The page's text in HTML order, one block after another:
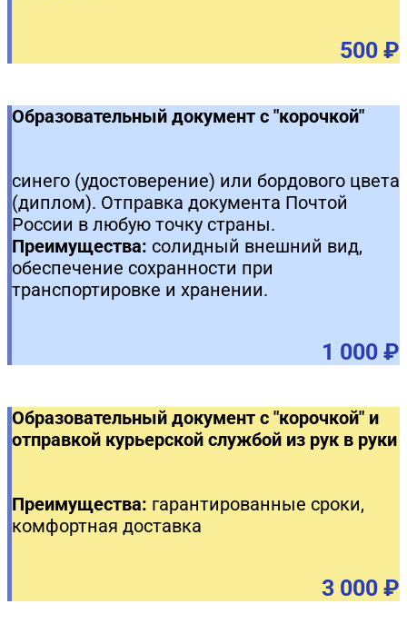
500 ₽
Образовательный документ с "корочкой"
синего (удостоверение) или бордового цвета
(диплом). Отправка документа Почтой
России в любую точку страны.
Преимущества: солидный внешний вид,
обеспечение сохранности при
транспортировке и хранении.
1 000 ₽
Образовательный документ с "корочкой" и
отправкой курьерской службой из рук в руки
Преимущества: гарантированные сроки,
комфортная доставка
3 000 ₽